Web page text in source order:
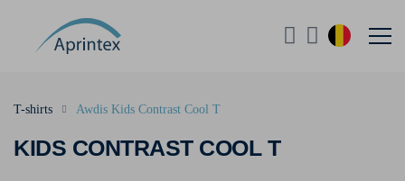
KIDS CONTRAST COOL T
T-shirts Awdis Kids Contrast Cool T